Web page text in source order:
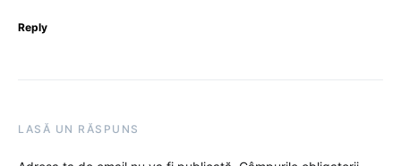
Reply
LASĂ UN RĂSPUNS